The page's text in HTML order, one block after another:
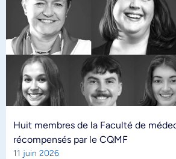
Huit membres de la Faculté de
récompensés par le CQMF
11 juin 2026